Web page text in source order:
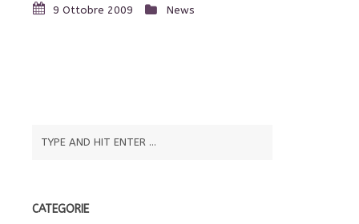
9 Ottobre 2009 News
CATEGORIE